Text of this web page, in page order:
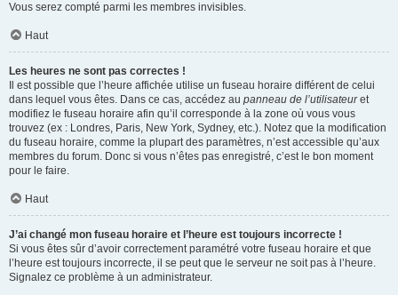
Vous serez compté parmi les membres invisibles.
Haut
Les heures ne sont pas correctes !
Il est possible que l’heure affichée utilise un fuseau horaire différent de celui
dans lequel vous êtes. Dans ce cas, accédez au panneau de l’utilisateuret
modifiez le fuseau horaire afin qu’il corresponde à la zone où vous vous
trouvez (ex : Londres, Paris, New York, Sydney, etc.). Notez que la modification
du fuseau horaire, comme la plupart des paramètres, n’est accessible qu’aux
membres du forum. Donc si vous n’êtes pas enregistré, c’est le bon moment
pour le faire.
Haut
J’ai changé mon fuseau horaire et l’heure est toujours incorrecte !
Si vous êtes sûr d’avoir correctement paramétré votre fuseau horaire et que
l’heure est toujours incorrecte, il se peut que le serveur ne soit pas à l’heure.
Signalez ce problème à un administrateur.